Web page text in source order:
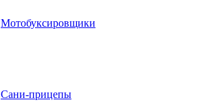
Мотобуксировщики
Сани-прицепы